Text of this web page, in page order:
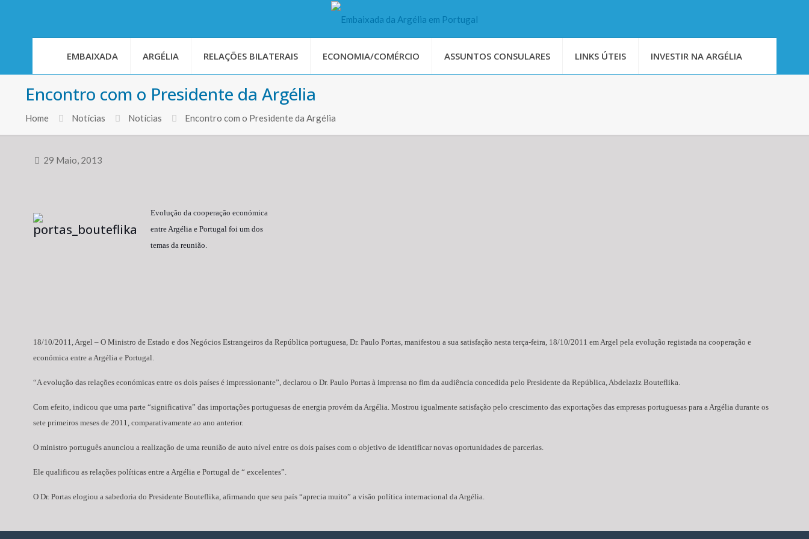
EMBAIXADA ARGÉLIA RELAÇÕES BILATERAIS ECONOMIA/COMÉRCIO ASSUNTOS CONSULARES LINKS ÚTEIS INVESTIR NA ARGÉLIA
Encontro com o Presidente da Argélia
Home Notícias Notícias Encontro com o Presidente da Argélia
29 Maio, 2013
Evolução da cooperação económica
entre Argélia e Portugal foi um dos
temas da reunião.
18/10/2011, Argel – O Ministro de Estado e dos Negócios Estrangeiros da República portuguesa, Dr. Paulo Portas, manifestou a sua satisfação nesta terça-feira, 18/10/2011 em Argel pela evolução registada na cooperação e
económica entre a Argélia e Portugal.
“A evolução das relações económicas entre os dois países é impressionante”, declarou o Dr. Paulo Portas à imprensa no fim da audiência concedida pelo Presidente da República, Abdelaziz Bouteflika.
Com efeito, indicou que uma parte “significativa” das importações portuguesas de energia provém da Argélia. Mostrou igualmente satisfação pelo crescimento das exportações das empresas portuguesas para a Argélia durante os
sete primeiros meses de 2011, comparativamente ao ano anterior.
O ministro português anunciou a realização de uma reunião de auto nível entre os dois países com o objetivo de identificar novas oportunidades de parcerias.
Ele qualificou as relações políticas entre a Argélia e Portugal de “ excelentes”.
O Dr. Portas elogiou a sabedoria do Presidente Bouteflika, afirmando que seu país “aprecia muito” a visão política internacional da Argélia.